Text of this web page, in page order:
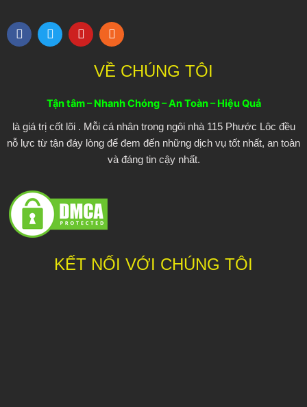
F
a
T
w
r
Y
o
e
R
s
VỀ CHÚNG TÔI
Tận tâm – Nhanh Chóng – An Toàn – Hiệu Quả
là giá trị cốt lõi . Mỗi cá nhân trong ngôi nhà 115 Phước Lôc đều
nỗ lực từ tận đáy lòng để đem đến những dịch vụ tốt nhất, an toàn
và đáng tin cậy nhất.
KẾT NỐI VỚI CHÚNG TÔI